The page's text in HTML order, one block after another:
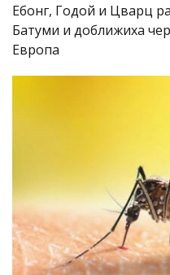
Ебонг, Годой и Цварц
Батуми и доближиха
Европа